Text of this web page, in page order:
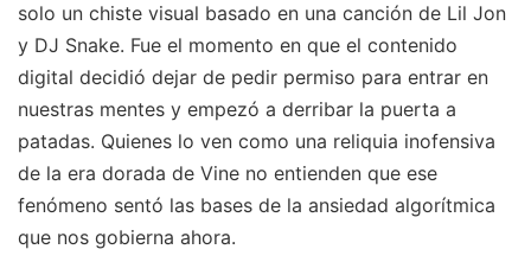
solo un chiste visual basado en una canción de Lil Jon
y DJ Snake. Fue el momento en que el contenido
digital decidió dejar de pedir permiso para entrar en
nuestras mentes y empezó a derribar la puerta a
patadas. Quienes lo ven como una reliquia inofensiva
de la era dorada de Vine no entienden que ese
fenómeno sentó las bases de la ansiedad algorítmica
que nos gobierna ahora.